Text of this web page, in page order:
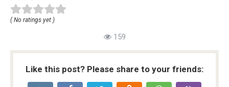
( No ratings yet )
159
Like this post? Please share to your friends: